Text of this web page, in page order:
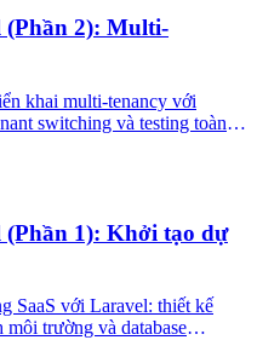
(Phần 2): Multi-
khai multi-tenancy với
switching và testing toàn
1): Khởi tạo dự
SaaS với Laravel: thiết kế
trường và database